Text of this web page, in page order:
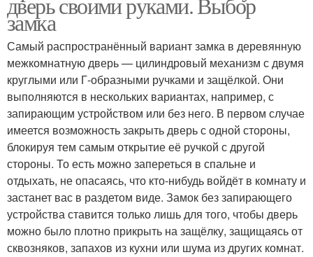
замка
Самый распространённый вариант замка в деревянную
межкомнатную дверь — цилиндровый механизм с двумя
круглыми или Г-образными ручками и защёлкой. Они
выполняются в нескольких вариантах, например, с
запирающим устройством или без него. В первом случае
имеется возможность закрыть дверь с одной стороны,
блокируя тем самым открытие её ручкой с другой
стороны. То есть можно запереться в спальне и
отдыхать, не опасаясь, что кто-нибудь войдёт в комнату и
застанет вас в раздетом виде. Замок без запирающего
устройства ставится только лишь для того, чтобы дверь
можно было плотно прикрыть на защёлку, защищаясь от
сквозняков, запахов из кухни или шума из других комнат.